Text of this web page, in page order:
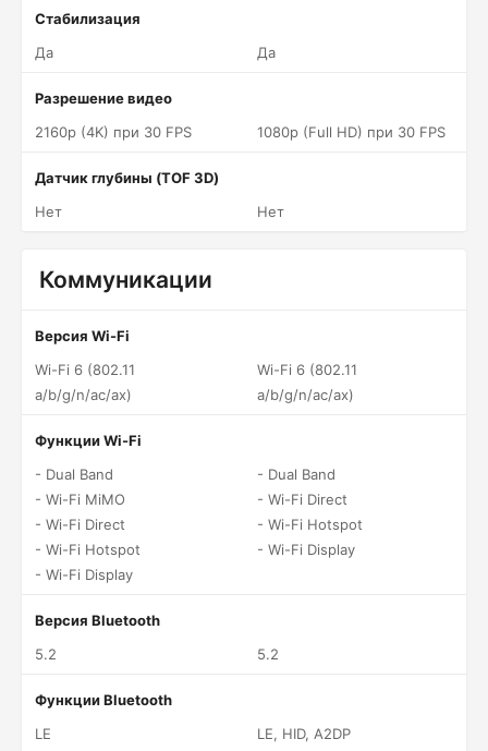
Стабилизация
Да
Да
Разрешение видео
2160p (4K) при 30 FPS
1080p (Full HD) при 30 FPS
Датчик глубины (TOF 3D)
Нет
Нет
Коммуникации
Версия Wi-Fi
Wi-Fi 6 (802.11
a/b/g/n/ac/ax)
Wi-Fi 6 (802.11
a/b/g/n/ac/ax)
Функции Wi-Fi
- Dual Band
- Wi-Fi MiMO
- Wi-Fi Direct
- Wi-Fi Hotspot
- Wi-Fi Display
- Dual Band
- Wi-Fi Direct
- Wi-Fi Hotspot
- Wi-Fi Display
Версия Bluetooth
5.2
5.2
Функции Bluetooth
LE
LE, HID, A2DP